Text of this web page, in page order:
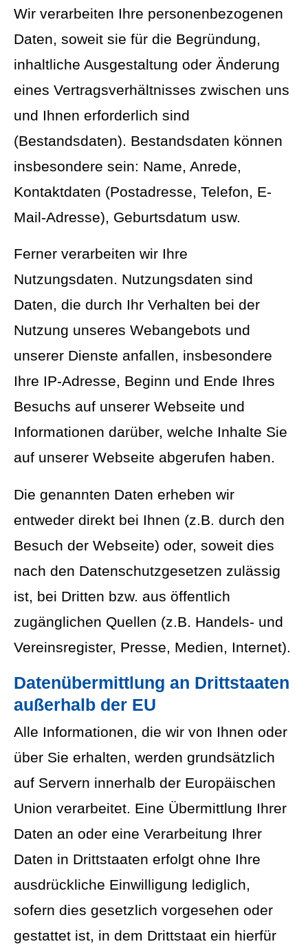
Wir verarbeiten Ihre personenbezogenen
Daten, soweit sie für die Begründung,
inhaltliche Ausgestaltung oder Änderung
eines Vertragsverhältnisses zwischen uns
und Ihnen erforderlich sind
(Bestandsdaten). Bestandsdaten können
insbesondere sein: Name, Anrede,
Kontaktdaten (Postadresse, Telefon, E-
Mail-Adresse), Geburts­datum usw.
Ferner verarbeiten wir Ihre
Nutzungsdaten. Nutzungsdaten sind
Daten, die durch Ihr Verhalten bei der
Nutzung unseres Webangebots und
unserer Dienste anfallen, insbesondere
Ihre IP-Adresse, Beginn und Ende Ihres
Besuchs auf unserer Webseite und
Informationen darüber, welche Inhalte Sie
auf unserer Webseite abgerufen haben.
Die genannten Daten erheben wir
entweder direkt bei Ihnen (z.B. durch den
Besuch der Webseite) oder, soweit dies
nach den Datenschutzgesetzen zulässig
ist, bei Dritten bzw. aus öffentlich
zugänglichen Quellen (z.B. Handels- und
Vereinsregister, Presse, Medien, Internet).
Datenübermittlung an Drittstaaten
außerhalb der EU
Alle Informationen, die wir von Ihnen oder
über Sie erhalten, werden grundsätzlich
auf Servern innerhalb der Europäischen
Union verarbeitet. Eine Übermittlung Ihrer
Daten an oder eine Verarbeitung Ihrer
Daten in Drittstaaten erfolgt ohne Ihre
ausdrückliche Einwilligung lediglich,
sofern dies gesetzlich vorgesehen oder
gestattet ist, in dem Drittstaat ein hierfür